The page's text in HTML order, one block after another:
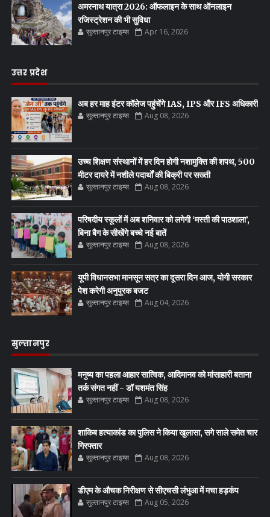
अमरनाथ यात्रा 2026: ऑफलाइन के साथ ऑनलाइन
रजिस्ट्रेशन की भी सुविधा
सुल्तानपुर टाइम्स Apr 16, 2026
उत्तर प्रदेश
अब हर माह इंटर कॉलेज पहुंचेंगे IAS, IPS और IFS अधिकारी
सुल्तानपुर टाइम्स Aug 08, 2026
उच्च शिक्षण संस्थानों में हर दिन होगी नशामुक्ति की शपथ, 500
मीटर दायरे में नशीले पदार्थों की बिक्री पर सख्ती
सुल्तानपुर टाइम्स Aug 08, 2026
परिषदीय स्कूलों में अब शनिवार को लगेगी ‘मस्ती की पाठशाला’,
बिना बैग के सीखेंगे बच्चे नई बातें
सुल्तानपुर टाइम्स Aug 08, 2026
यूपी विधानसभा मानसून सत्र का दूसरा दिन आज, योगी सरकार
पेश करेगी अनुपूरक बजट
सुल्तानपुर टाइम्स Aug 04, 2026
सुल्तानपुर
मनुष्य का पहला आहार सात्विक, आदिमानव को मांसाहारी बताना
तर्क संगत नहीं - डॉ यशमंत सिंह
सुल्तानपुर टाइम्स Aug 08, 2026
शाकिब हत्याकांड का पुलिस ने किया खुलासा, सगे साले समेत चार
गिरफ्तार
सुल्तानपुर टाइम्स Aug 08, 2026
डीएम के औचक निरीक्षण से सीएचसी लंभुआ में मचा हड़कंप
सुल्तानपुर टाइम्स Aug 05, 2026